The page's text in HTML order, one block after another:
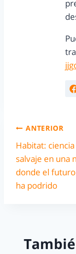
ANTERIOR
Habitat:
salvaje en una
donde el
ha podrido